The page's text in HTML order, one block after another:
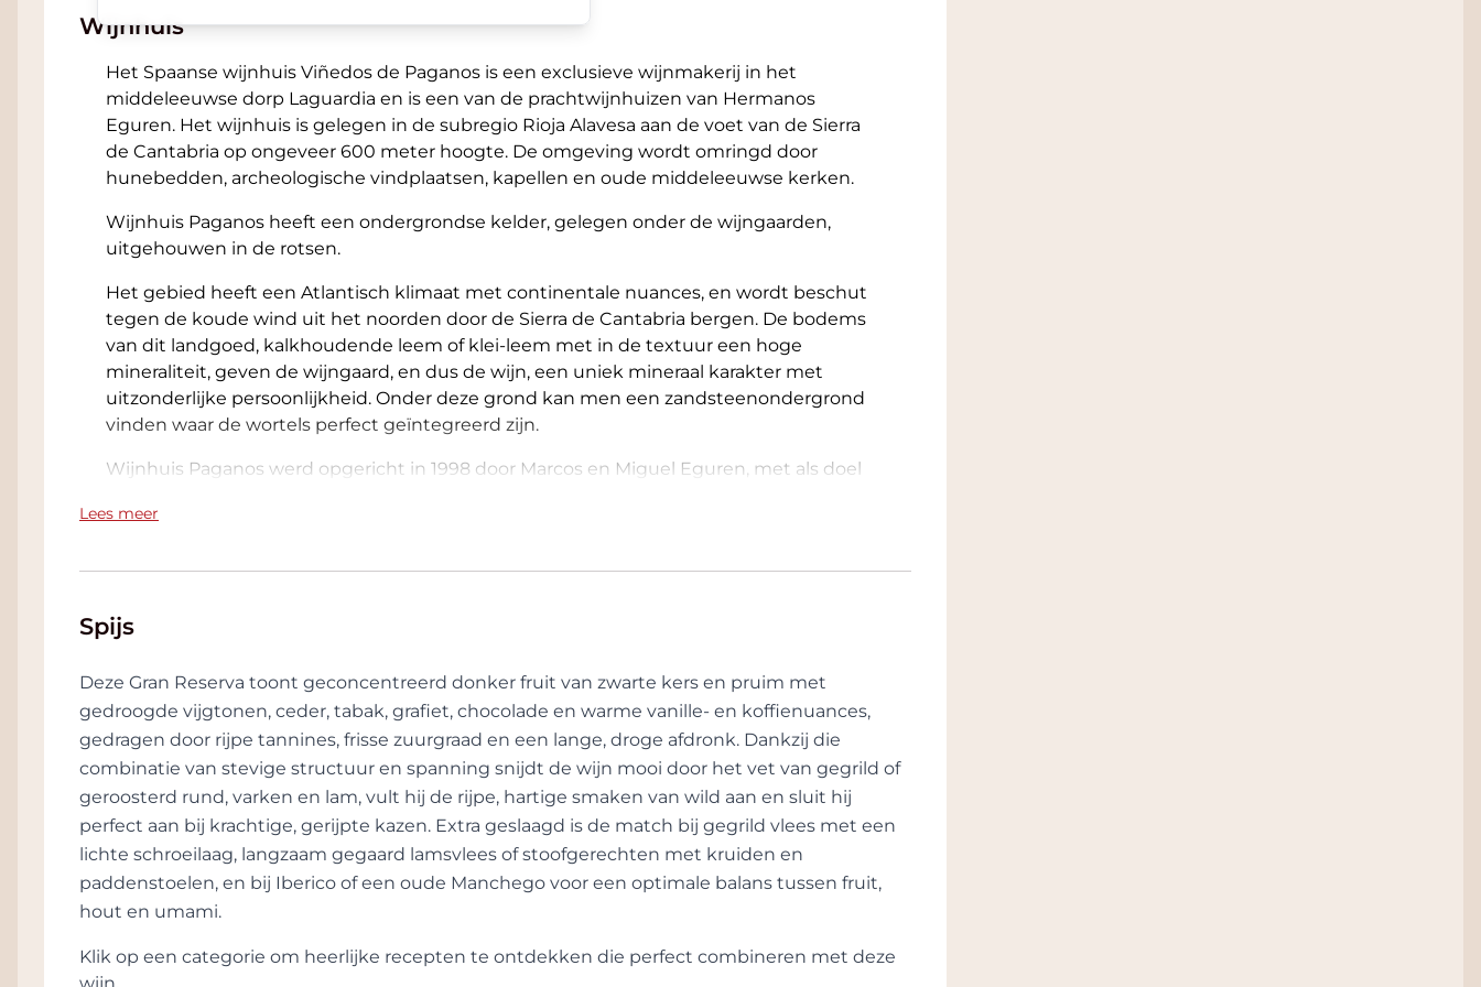
bij zijn rijping. In de geur opent hij langzaam met aroma’s van zwarte kersen, rijpe
pruimen, gedroogde vijgen en bosbessen. Daarna volgen lagen van cederhout, tabak,
leer, grafiet, kruidnagel en cacao.
In de mond is de wijn krachtig maar verfijnd. De structuur is compact en gelaagd, met
balsamico, espresso, vanille en specerijen bouwen langzaam op richting een lange en
droge finale.
Wat opvalt is de combinatie van concentratie en frisheid. Ondanks zijn intensiteit
behoudt de wijn spanning en elegantie. De lange houtrijping zorgt voor extra diepte
zonder log of zwaar te worden.
Stijl en karakter
precisie. De wijn combineert rijp donker fruit met aardse tonen, verfijnde houtinvloeden
ontwikkeling in het glas.
De stijl is droog, krachtig en gastronomisch. Dankzij de frisse zuren en rijpe tannines
gerijpte harde kazen. Ook na openen blijft de wijn zich urenlang ontwikkelen.
bewaarpotentieel. Onder goede omstandigheden kan deze Gran Reserva zich nog
jarenlang verder ontwikkelen op fles.
Jaargang
Het wijnjaar 2014 in Rioja kende relatief gematigde omstandigheden met voldoende
verkoeling tijdens het groeiseizoen. Hierdoor konden de druiven langzaam en
gelijkmatig rijpen. Vooral producenten met oude stokken en strenge selectie brachten
zeer verfijnde wijnen voort.
spanning dan de warmere jaren ervoor. De balans tussen fruit, zuren en tannines is
bijzonder geslaagd. De wijn bezit zowel klassieke Rioja-invloeden als moderne precisie
Wijnhuis
Het Spaanse wijnhuis Viñedos de Paganos is een exclusieve wijnmakerij in het
middeleeuwse dorp Laguardia en is een van de prachtwijnhuizen van Hermanos
Eguren. Het wijnhuis is gelegen in de subregio Rioja Alavesa aan de voet van de Sierra
de Cantabria op ongeveer 600 meter hoogte. De omgeving wordt omringd door
hunebedden, archeologische vindplaatsen, kapellen en oude middeleeuwse kerken.
Wijnhuis Paganos heeft een ondergrondse kelder, gelegen onder de wijngaarden,
uitgehouwen in de rotsen.
Het gebied heeft een Atlantisch klimaat met continentale nuances, en wordt beschut
tegen de koude wind uit het noorden door de Sierra de Cantabria bergen. De bodems
van dit landgoed, kalkhoudende leem of klei-leem met in de textuur een hoge
mineraliteit, geven de wijngaard, en dus de wijn, een uniek mineraal karakter met
uitzonderlijke persoonlijkheid. Onder deze grond kan men een zandsteenondergrond
vinden waar de wortels perfect geïntegreerd zijn.
Wijnhuis Paganos werd opgericht in 1998 door Marcos en Miguel Eguren, met als doel
persoonlijkheid. Door de mooie combinatie van klimaat, bodem en wijnstok rassen is
Lees meer
Spijs
Deze Gran Reserva toont geconcentreerd donker fruit van zwarte kers en pruim met
gedroogde vijgtonen, ceder, tabak, grafiet, chocolade en warme vanille- en koffienuances,
gedragen door rijpe tannines, frisse zuurgraad en een lange, droge afdronk. Dankzij die
combinatie van stevige structuur en spanning snijdt de wijn mooi door het vet van gegrild of
geroosterd rund, varken en lam, vult hij de rijpe, hartige smaken van wild aan en sluit hij
perfect aan bij krachtige, gerijpte kazen. Extra geslaagd is de match bij gegrild vlees met een
lichte schroeilaag, langzaam gegaard lamsvlees of stoofgerechten met kruiden en
paddenstoelen, en bij Iberico of een oude Manchego voor een optimale balans tussen fruit,
hout en umami.
Klik op een categorie om heerlijke recepten te ontdekken die perfect combineren met deze
wijn.